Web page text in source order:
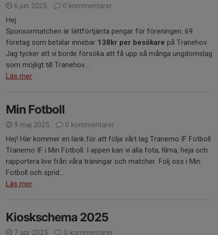
6 jun 2025
0 kommentarer
Hej
Sponsormatchen är lättförtjänta pengar för föreningen. 69
företag som betalar innebär 138kr per besökare på Tranehov.
Jag tycker att vi borde försöka att få upp så många ungdomslag
som möjligt till Tranehov....
Läs mer
Min Fotboll
9 maj 2025
0 kommentarer
Hej! Här kommer en länk för att följa vårt lag Tranemo IF Fotboll
Tranemo IF i Min Fotboll. I appen kan vi alla fota, filma, heja och
rapportera live från våra träningar och matcher. Följ oss i Min
Fotboll och sprid...
Läs mer
Kioskschema 2025
7 apr 2025 0 kommentarer